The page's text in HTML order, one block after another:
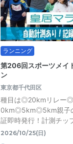
ランニング
第206回スポーツメイ
ン
東京都千代田区
種目は◎20kmリレ
0km◎5km◎5km親
証即時発行！計測チッ
2026/10/25(日)